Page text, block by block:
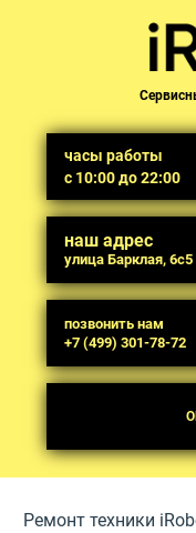
часы работы
с 10:00 до 22:00
наш адрес
улица Барклая, 6с5
позвонить нам
+7 (499) 301-78-72
Ремонт техники